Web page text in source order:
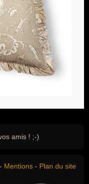
amis ! ;-)
- Mentions - Plan du site